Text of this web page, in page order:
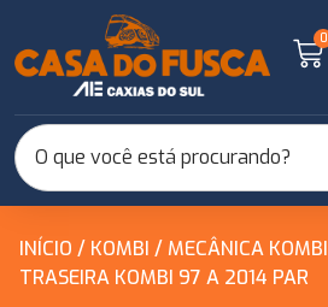
0
INÍCIO / KOMBI / MECÂNICA KOMBI
TRASEIRA KOMBI 97 A 2014 PAR